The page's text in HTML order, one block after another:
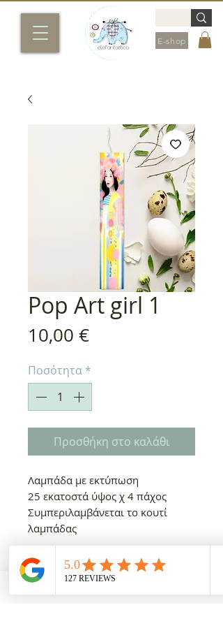
E-shop
Pop Art girl 1
10,00 €Τιμή
Ποσότητα*
Προσθήκη στο καλάθι
Λαμπάδα με εκτύπωση
25 εκατοστά ύψος χ 4 πάχος
Συμπεριλαμβάνεται το κουτί
λαμπάδας
Χρόνος παράδοσης 5-10
εργάσιμες